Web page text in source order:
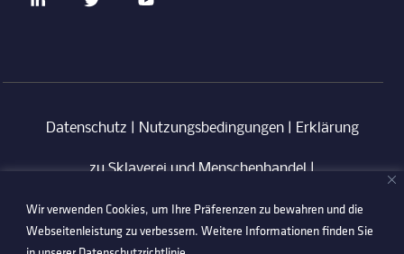
Wir verwenden Cookies, um Ihre Präferenzen zu bewahren und die
Webseitenleistung zu verbessern. Weitere Informationen finden Sie
Datenschutz Nutzungsbedingungen| Erklärung
zu Sklaverei und Menschenhandel|
Verhaltenskodex für Lieferanten|Anti-
Korruptionsrichtlinie